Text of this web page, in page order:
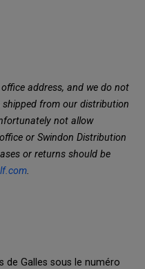
address, and we do not
from our distribution
not allow
or Swindon Distribution
or returns should be
.
de Galles sous le numéro